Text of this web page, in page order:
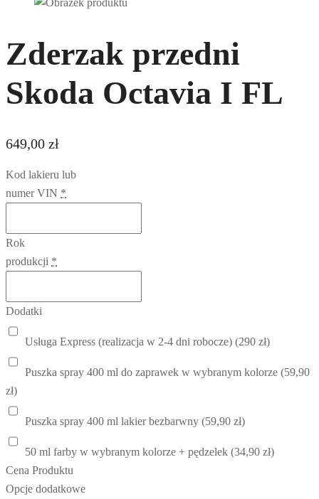
Zderzak przedni
Skoda Octavia I FL
649,00 zł
Kod lakieru lub
numer VIN *
Rok
produkcji *
Dodatki
Usługa Express (realizacja w 2-4 dni robocze) (290 zł)
Puszka spray 400 ml do zaprawek w wybranym kolorze (59,90
zł)
Puszka spray 400 ml lakier bezbarwny (59,90 zł)
50 ml farby w wybranym kolorze + pędzelek (34,90 zł)
Cena Produktu
Opcje dodatkowe